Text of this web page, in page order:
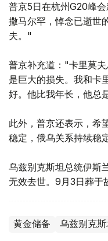
普京5日在杭州G20峰
撒马尔罕，悼念已逝世
夫。"
普京补充道："卡里莫
是巨大的损失。我和卡
好。他比我年长，他总
此外，普京还表示，希
稳定，俄乌关系持续稳
乌兹别克斯坦总统伊斯
无效去世。9月3日葬于
黄金储备 乌兹别克斯